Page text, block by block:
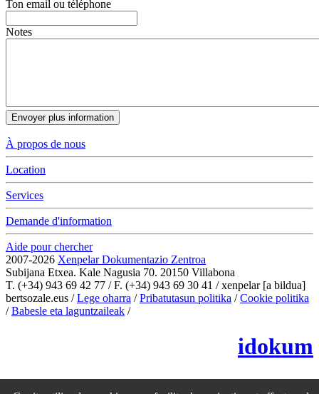
Ton email ou téléphone
Notes
Envoyer plus information
À propos de nous
Location
Services
Demande d'information
Aide pour chercher
2007-2026 Xenpelar Dokumentazio Zentroa
Subijana Etxea. Kale Nagusia 70. 20150 Villabona
T. (+34) 943 69 42 77 / F. (+34) 943 69 30 41 / xenpelar [a bildua]
bertsozale.eus /Lege oharra /Pribatutasun politika /Cookie politika
/Babesle eta laguntzaileak /
idokum